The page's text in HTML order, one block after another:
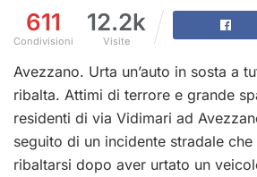
611
Condivisioni
12.2k
Visite
Avezzano. Urta un’auto in sosta a
ribalta. Attimi di terrore e grande
residenti di via Vidimari ad
seguito di un incidente stradale che
ribaltarsi dopo aver urtato un